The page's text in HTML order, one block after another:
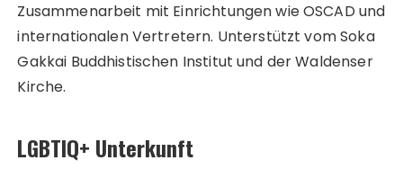
Zusammenarbeit mit Einrichtungen wie OSCAD und
internationalen Vertretern. Unterstützt vom Soka
Gakkai Buddhistischen Institut und der Waldenser
Kirche.
LGBTIQ+ Unterkunft